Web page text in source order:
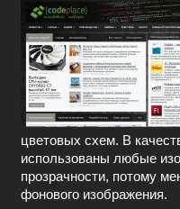
цветовых схем. В
использованы любые
прозрачности, потому
фонового изображения.